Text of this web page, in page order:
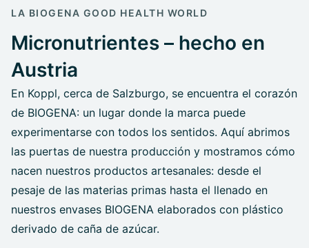
LA BIOGENA GOOD HEALTH WORLD
Micronutrientes – hecho en
Austria
En Koppl, cerca de Salzburgo, se encuentra el corazón
de BIOGENA: un lugar donde la marca puede
experimentarse con todos los sentidos. Aquí abrimos
las puertas de nuestra producción y mostramos cómo
nacen nuestros productos artesanales: desde el
pesaje de las materias primas hasta el llenado en
nuestros envases BIOGENA elaborados con plástico
derivado de caña de azúcar.